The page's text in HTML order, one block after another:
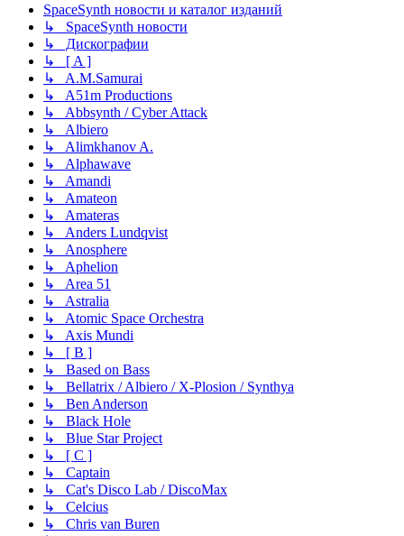
SpaceSynth новости и каталог изданий
↳ SpaceSynth новости
↳ Дискографии
↳ [ A ]
↳ A.M.Samurai
↳ A51m Productions
↳ Abbsynth / Cyber Attack
↳ Albiero
↳ Alimkhanov A.
↳ Alphawave
↳ Amandi
↳ Amateon
↳ Amateras
↳ Anders Lundqvist
↳ Anosphere
↳ Aphelion
↳ Area 51
↳ Astralia
↳ Atomic Space Orchestra
↳ Axis Mundi
↳ [ B ]
↳ Based on Bass
↳ Bellatrix / Albiero / X-Plosion / Synthya
↳ Ben Anderson
↳ Black Hole
↳ Blue Star Project
↳ [ C ]
↳ Captain
↳ Cat's Disco Lab / DiscoMax
↳ Celcius
↳ Chris van Buren